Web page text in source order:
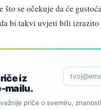
što se očekuje da će
bi takvi uvjeti bili izrazito
iz
mailu.
priče o svemiru,